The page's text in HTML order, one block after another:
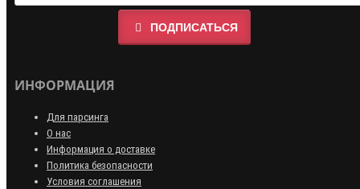
ПОДПИСАТЬСЯ
ИНФОРМАЦИЯ
Для парсинга
О нас
Информация о доставке
Политика безопасности
Условия соглашения